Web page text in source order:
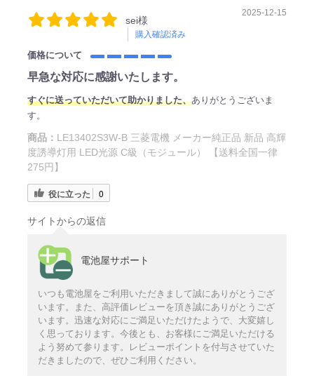
sei様
購入確認済み
2025-12-15
価格について
早急な対応に感謝いたします。
すぐに送っていただいて助かりました、ありがとうございま
す。
商品： LE13402S3W-B 三菱電機 メーカー純正品 新品 高輝
度誘導灯用 LED光源 C級（モジュール） 【送料全国一律
275円】
役に立った 0
サイトからの返信
電池屋サポート
いつも電池屋をご利用いただきまして誠にありがとうござ
います。また、高評価レビューを頂き誠にありがとうござ
います。迅速な対応にご満足いただけたようで、大変嬉し
く思っております。今後とも、お客様にご満足いただける
よう努めて参ります。レビューポイントを付与させていた
だきましたので、ぜひご利用ください。